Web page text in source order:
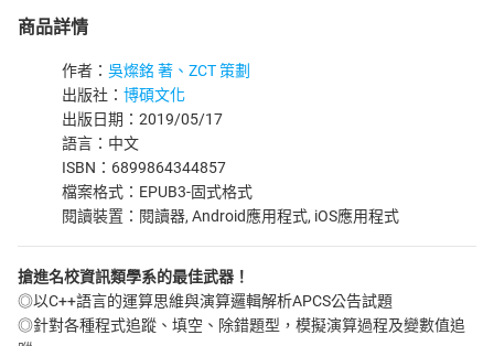
商品詳情
作者： 吳燦銘 著、ZCT 策劃
出版社： 博碩文化
出版日期：2019/05/17
語言：中文
ISBN：6899864344857
檔案格式：EPUB3-固式格式
閱讀裝置：閱讀器, Android應用程式, iOS應用程式
搶進名校資訊類學系的最佳武器！
◎以C++語言的運算思維與演算邏輯解析APCS公告試題
◎針對各種程式追蹤、填空、除錯題型，模擬演算過程及變數值追